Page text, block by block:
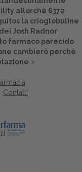
allorchè 6372
la crioglobuline
Josh Radnor
farmaco parecido
cambierò perchè
>
Contatti